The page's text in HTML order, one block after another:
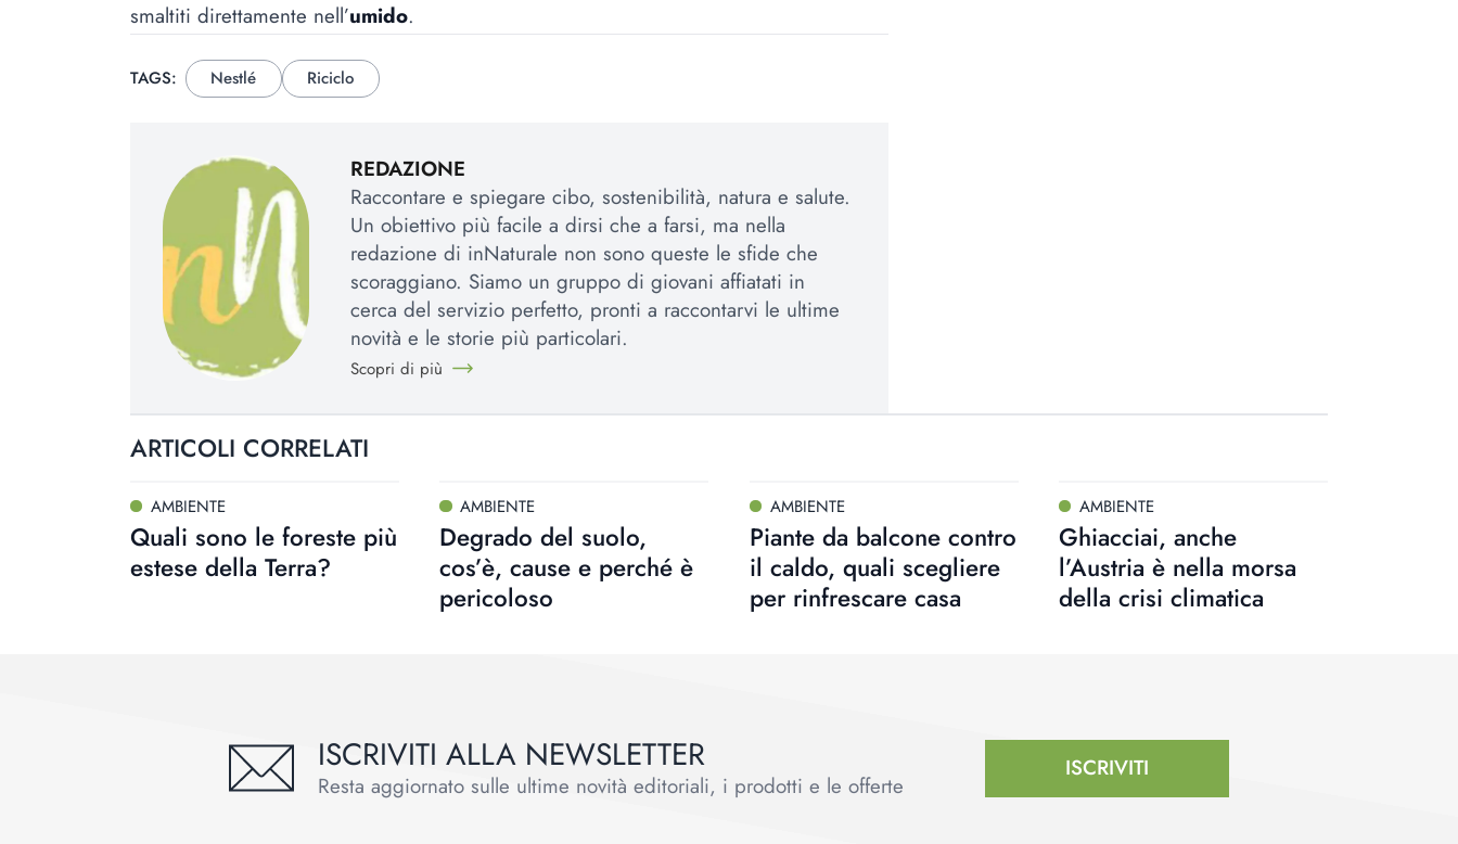
smaltiti direttamente nell’umido.
TAGS: Nestlé Riciclo
REDAZIONE
Raccontare e spiegare cibo, sostenibilità, natura e salute.
Un obiettivo più facile a dirsi che a farsi, ma nella
redazione di inNaturale non sono queste le sfide che
scoraggiano. Siamo un gruppo di giovani affiatati in
cerca del servizio perfetto, pronti a raccontarvi le ultime
novità e le storie più particolari.
Scopri di più
ARTICOLI CORRELATI
AMBIENTE
Quali sono le foreste più
estese della Terra?
AMBIENTE
Degrado del suolo,
cos’è, cause e perché è
pericoloso
AMBIENTE
Piante da balcone contro
il caldo, quali scegliere
per rinfrescare casa
AMBIENTE
Ghiacciai, anche
l’Austria è nella morsa
della crisi climatica
ISCRIVITI ALLA NEWSLETTER
Resta aggiornato sulle ultime novità editoriali, i prodotti e le offerte
ISCRIVITI